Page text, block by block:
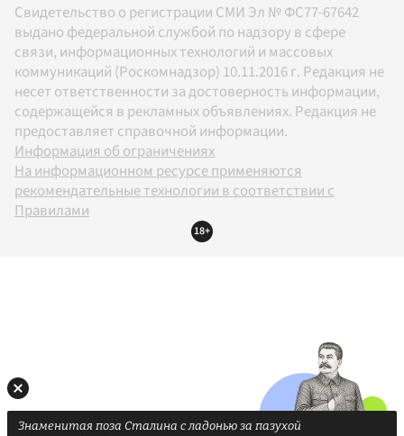
Свидетельство о регистрации СМИ Эл № ФС77-67642
выдано федеральной службой по надзору в сфере
связи, информационных технологий и массовых
коммуникаций (Роскомнадзор) 10.11.2016 г. Редакция не
несет ответственности за достоверность информации,
содержащейся в рекламных объявлениях. Редакция не
предоставляет справочной информации.
Информация об ограничениях
На информационном ресурсе применяются
рекомендательные технологии в соответствии с
Правилами
18+
Знаменитая поза Сталина с ладонью за пазухой